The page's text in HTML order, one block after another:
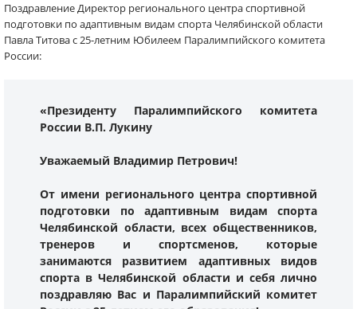
Поздравление Директор регионального центра спортивной
подготовки по адаптивным видам спорта Челябинской области
Павла Титова с 25-летним Юбилеем Паралимпийского комитета
России:
«Президенту Паралимпийского комитета
России В.П. Лукину
Уважаемый Владимир Петрович!
От имени регионального центра спортивной
подготовки по адаптивным видам спорта
Челябинской области, всех общественников,
тренеров и спортсменов, которые
занимаются развитием адаптивных видов
спорта в Челябинской области и себя лично
поздравляю Вас и Паралимпийский комитет